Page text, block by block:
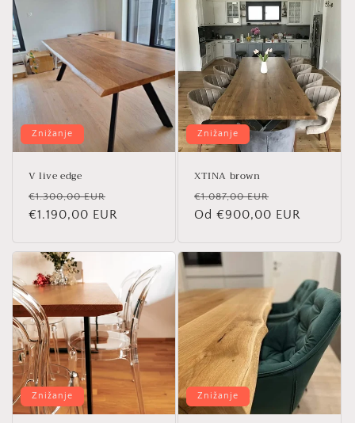
Znižanje
V live edge
Redna
cena
€1.300,00 EUR
cena
€1.190,00 EUR
Znižanje
XTINA brown
Redna
cena
€1.087,00 EUR
cena
Od €900,00 EUR
Znižanje Znižanje